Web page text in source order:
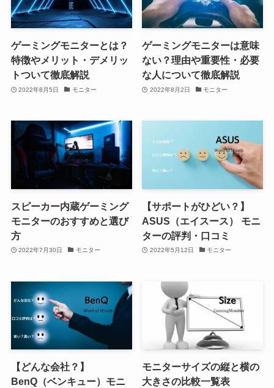
ゲーミングモニターとは？
特徴やメリット・デメリッ
トついて徹底解説
2022年8月5日 モニター
ゲーミングモニターは意味
ない？理由や重要性・必要
な人について徹底解説
2022年8月2日 モニター
スピーカー内蔵ゲーミング
モニターのおすすめと選び
方
2022年7月30日 モニター
【サポートがひどい？】
ASUS（エイスース） モニ
ターの評判・口コミ
2022年5月12日 モニター
【どんな会社？】
BenQ（ベンキュー）モニ
モニターサイズの縦と横の
大きさの比較一覧表